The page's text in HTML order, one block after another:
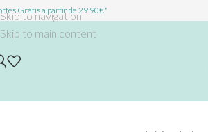
Skip to navigation
Skip to main content
Grátis a partir de 29.90€*